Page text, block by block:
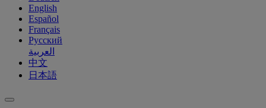
English
Español
Français
Русский
العربية
中文
日本語